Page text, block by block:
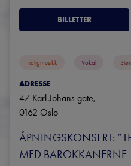
BILLETTER
Tidligmusikk Vokal
ADRESSE
47 Karl Johans gate,
0162 Oslo
ÅPNINGSKONSERT:
MED BAROKKANERNE